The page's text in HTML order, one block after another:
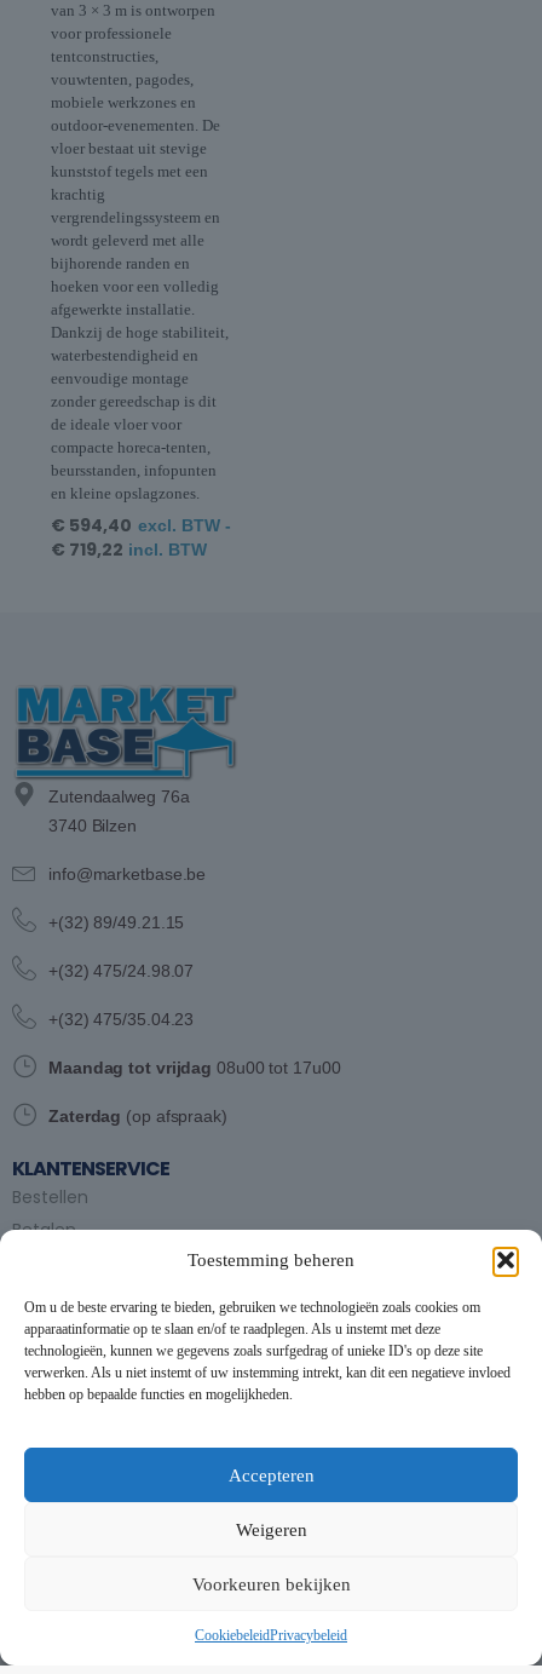
Toestemming beheren
Om u de beste ervaring te bieden, gebruiken we technologieën zoals cookies om
apparaatinformatie op te slaan en/of te raadplegen. Als u instemt met deze
technologieën, kunnen we gegevens zoals surfgedrag of unieke ID's op deze site
verwerken. Als u niet instemt of uw instemming intrekt, kan dit een negatieve invloed
hebben op bepaalde functies en mogelijkheden.
Accepteren
Weigeren
Voorkeuren bekijken
CookiebeleidPrivacybeleid
van 3 × 3 m is ontworpen
voor professionele
tentconstructies,
vouwtenten, pagodes,
mobiele werkzones en
outdoor-evenementen. De
vloer bestaat uit stevige
kunststof tegels met een
krachtig
vergrendelingssysteem en
wordt geleverd met alle
bijhorende randen en
hoeken voor een volledig
afgewerkte installatie.
Dankzij de hoge stabiliteit,
waterbestendigheid en
eenvoudige montage
zonder gereedschap is dit
de ideale vloer voor
compacte horeca-tenten,
beursstanden, infopunten
en kleine opslagzones.
€ 594,40 excl. BTW -
€ 719,22 incl. BTW
Zutendaalweg 76a
3740 Bilzen
info@marketbase.be
+(32) 89/49.21.15
+(32) 475/24.98.07
+(32) 475/35.04.23
Maandag tot vrijdag 08u00 tot 17u00
Zaterdag (op afspraak)
KLANTENSERVICE
Bestellen
Betalen
Partytent huren
Handleiding partytenten
VOORWAARDEN
Algemene voorwaarden
Privacybeleid
Contact
Schrijf je in op onze nieuwsbrief en blijf op de hoogte van
This website uses cookies to improve your experience. By using
this website you agree to ourData Protection Policy